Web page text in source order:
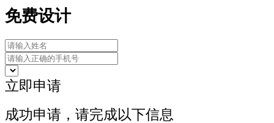
免费设计
立即申请
成功申请，请完成以下信息